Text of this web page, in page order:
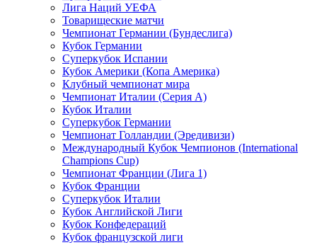
Лига Наций УЕФА
Товарищеские матчи
Чемпионат Германии (Бундеслига)
Кубок Германии
Суперкубок Испании
Кубок Америки (Копа Америка)
Клубный чемпионат мира
Чемпионат Италии (Серия А)
Кубок Италии
Суперкубок Германии
Чемпионат Голландии (Эредивизи)
Международный Кубок Чемпионов (International
Champions Cup)
Чемпионат Франции (Лига 1)
Кубок Франции
Суперкубок Италии
Кубок Английской Лиги
Кубок Конфедераций
Кубок французской лиги